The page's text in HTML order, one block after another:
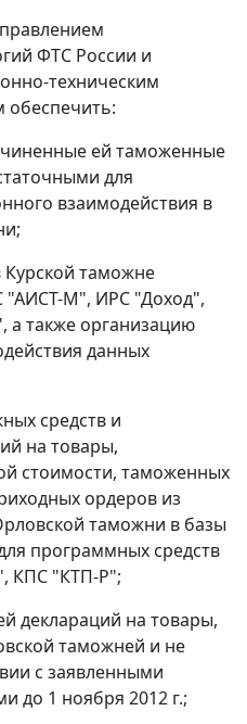
ФТС России и
техническим
ей таможенные
для
взаимодействия в
Курской таможне
"АИСТ-М", ИРС "Доход",
также организацию
данных
средств и
на товары,
стоимости, таможенных
ордеров из
таможни в базы
программных средств
КПС "КТП-Р";
деклараций на товары,
таможней и не
с заявленными
до 1 ноября 2012 г.;